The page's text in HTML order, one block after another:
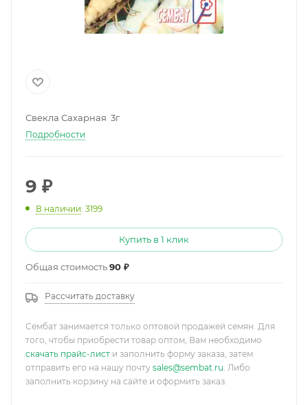
Свекла Сахарная 3г
Подробности
9 ₽
В наличии: 3199
Купить в 1 клик
Общая стоимость90 ₽
Рассчитать доставку
Сембат занимается только оптовой продажей семян. Для
того, чтобы приобрести товар оптом, Вам необходимо
скачать прайс-лист и заполнить форму заказа, затем
отправить его на нашу почту sales@sembat.ru. Либо
заполнить корзину на сайте и оформить заказ.